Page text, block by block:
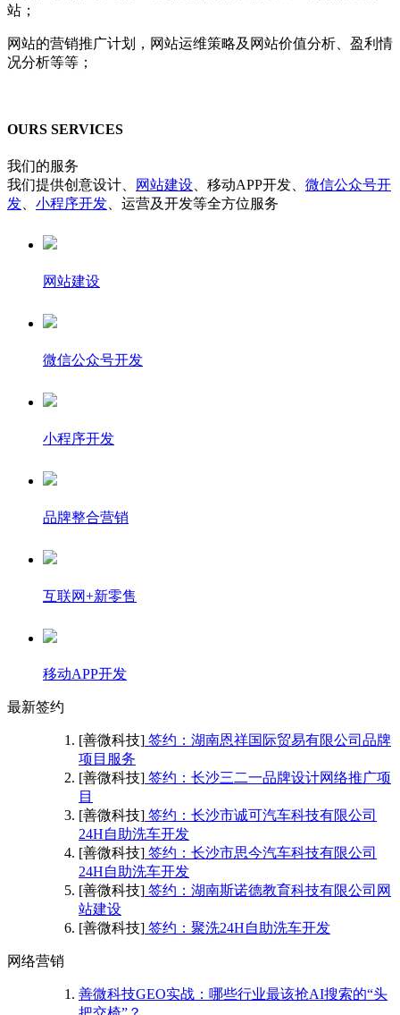
站；
网站的营销推广计划，网站运维策略及网站价值分析、盈利情
况分析等等；
OURS SERVICES
我们的服务
我们提供创意设计、
网站建设 、移动APP开发、 微信公众号开
发
小程序开发 、运营及开发等全方位服务
网站建设
微信公众号开发
小程序开发
品牌整合营销
互联网+新零售
移动APP开发
最新签约
[善微科技] 签约：湖南恩祥国际贸易有限公司品牌
项目服务
[善微科技] 签约：长沙三二一品牌设计网络推广项
目
[善微科技] 签约：长沙市诚可汽车科技有限公司
24H自助洗车开发
[善微科技] 签约：长沙市思今汽车科技有限公司
24H自助洗车开发
[善微科技] 签约：湖南斯诺德教育科技有限公司网
站建设
[善微科技] 签约：聚洗24H自助洗车开发
网络营销
善微科技GEO实战：哪些行业最该抢AI搜索的“头